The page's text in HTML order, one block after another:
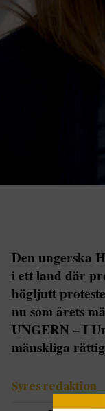
Den ungerska
i ett land där
högljutt
nu som årets
UNGERN – I
mänskliga
Syres redaktion